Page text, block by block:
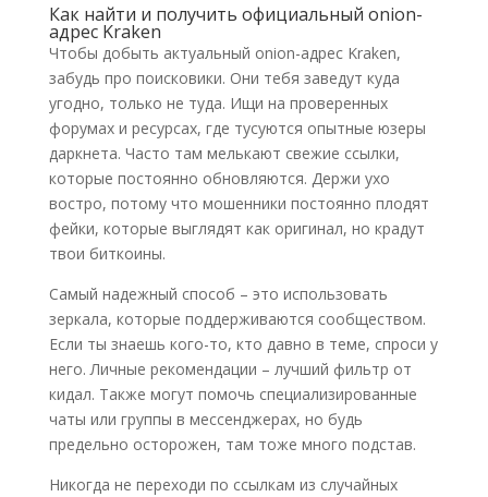
Как найти и получить официальный onion-
адрес Kraken
Чтобы добыть актуальный onion-адрес Kraken,
забудь про поисковики. Они тебя заведут куда
угодно, только не туда. Ищи на проверенных
форумах и ресурсах, где тусуются опытные юзеры
даркнета. Часто там мелькают свежие ссылки,
которые постоянно обновляются. Держи ухо
востро, потому что мошенники постоянно плодят
фейки, которые выглядят как оригинал, но крадут
твои биткоины.
Самый надежный способ – это использовать
зеркала, которые поддерживаются сообществом.
Если ты знаешь кого-то, кто давно в теме, спроси у
него. Личные рекомендации – лучший фильтр от
кидал. Также могут помочь специализированные
чаты или группы в мессенджерах, но будь
предельно осторожен, там тоже много подстав.
Никогда не переходи по ссылкам из случайных